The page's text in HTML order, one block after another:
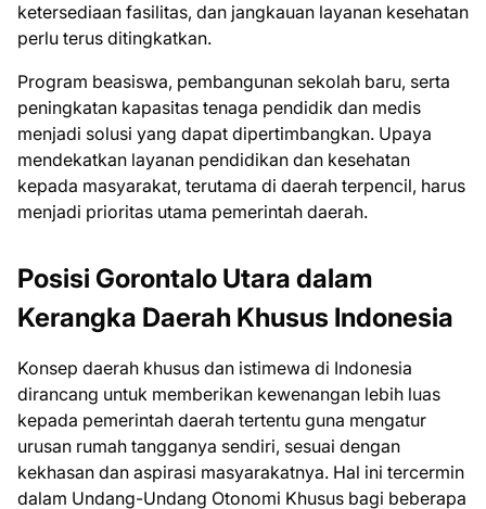
ketersediaan fasilitas, dan jangkauan layanan kesehatan
perlu terus ditingkatkan.
Program beasiswa, pembangunan sekolah baru, serta
peningkatan kapasitas tenaga pendidik dan medis
menjadi solusi yang dapat dipertimbangkan. Upaya
mendekatkan layanan pendidikan dan kesehatan
kepada masyarakat, terutama di daerah terpencil, harus
menjadi prioritas utama pemerintah daerah.
Posisi Gorontalo Utara dalam
Kerangka Daerah Khusus Indonesia
Konsep daerah khusus dan istimewa di Indonesia
dirancang untuk memberikan kewenangan lebih luas
kepada pemerintah daerah tertentu guna mengatur
urusan rumah tangganya sendiri, sesuai dengan
kekhasan dan aspirasi masyarakatnya. Hal ini tercermin
dalam Undang-Undang Otonomi Khusus bagi beberapa